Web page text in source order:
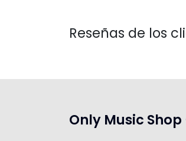
Reseñas de los
Only Music